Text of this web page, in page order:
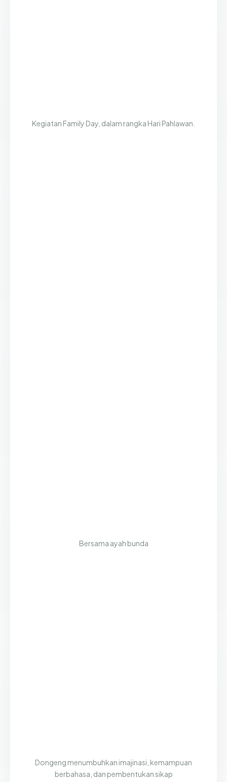
Kegiatan Family Day, dalam rangka Hari Pahlawan.
Bersama ayah bunda
Dongeng menumbuhkan imajinasi, kemampuan
berbahasa, dan pembentukan sikap